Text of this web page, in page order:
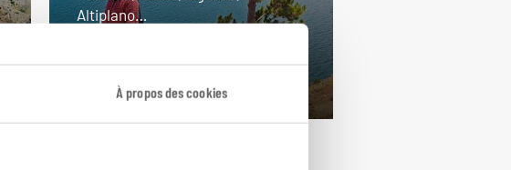
À propos des cookies
Altiplano…